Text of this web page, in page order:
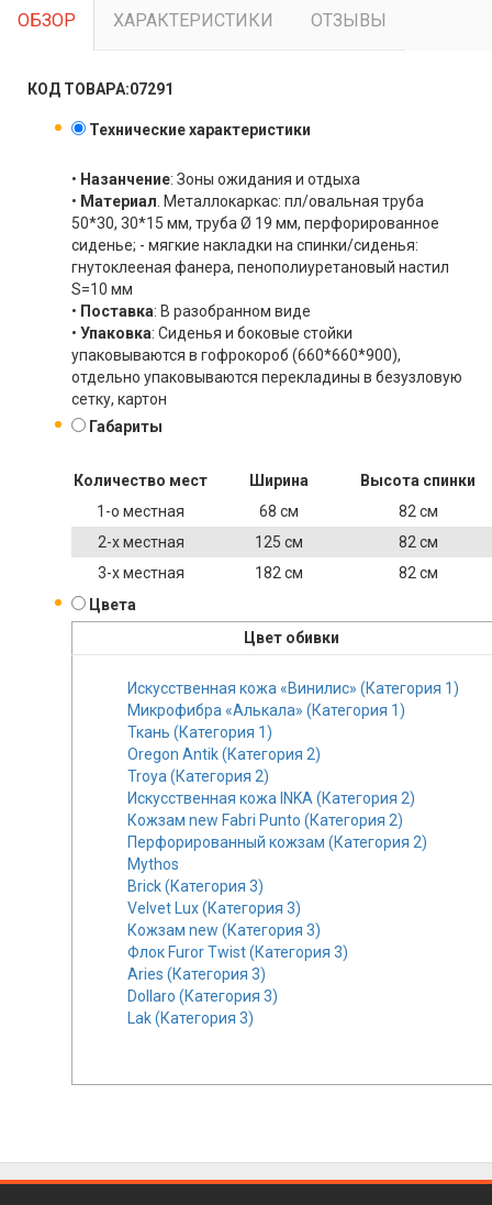
ОБЗОР ХАРАКТЕРИСТИКИ ОТЗЫВЫ
КОД ТОВАРА:07291
Технические характеристики
• Назанчение: Зоны ожидания и отдыха
• Материал . Металлокаркас: пл/овальная труба
50*30, 30*15 мм, труба Ø 19 мм, перфорированное
сиденье; - мягкие накладки на спинки/сиденья:
гнутоклееная фанера, пенополиуретановый настил
S=10 мм
• Поставка: В разобранном виде
• Упаковка: Сиденья и боковые стойки
упаковываются в гофрокороб (660*660*900),
отдельно упаковываются перекладины в безузловую
сетку, картон
Габариты
Количество мест Ширина
Высота спинки
1-о местная
68 см
82 см
2-х местная
125 см
82 см
3-х местная
182 см
82 см
Цвета
Цвет обивки
Искусственная кожа «Винилис» (Категория 1)
Микрофибра «Алькала» (Категория 1)
Ткань (Категория 1)
Oregon Antik (Категория 2)
Troya (Категория 2)
Искусственная кожа INKA (Категория 2)
Кожзам new Fabri Punto (Категория 2)
Перфорированный кожзам (Категория 2)
Mythos
Brick (Категория 3)
Velvet Lux (Категория 3)
Кожзам new (Категория 3)
Флок Furor Twist (Категория 3)
Aries (Категория 3)
Dollaro (Категория 3)
Lak (Категория 3)